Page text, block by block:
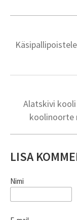
Alatskivi
koolinoorte
LISA
Nimi